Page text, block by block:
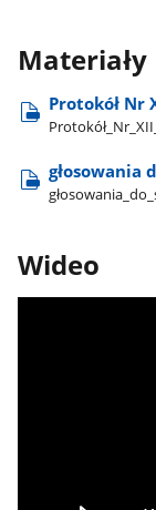
Materiały
Protokół Nr
głosowania
Wideo